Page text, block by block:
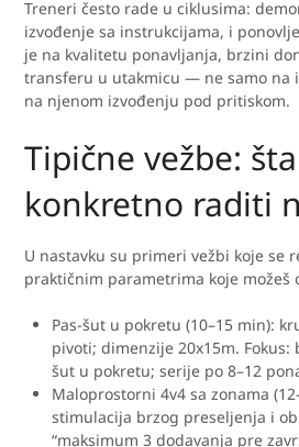
Treneri često rade u ciklusima:
izvođenje sa instrukcijama, i
je na kvalitetu ponavljanja, brzini
transferu u utakmicu — ne samo na
na njenom izvođenju pod pritiskom.
Tipične vežbe:
konkretno raditi
U nastavku su primeri vežbi koje se
praktičnim parametrima koje možeš
Pas-šut u pokretu (10–15 min):
pivoti; dimenzije 20x15m.
šut u pokretu; serije po 8–12
Maloprostorni 4v4 sa zonama
stimulacija brzog preseljenja i
“maksimum 3 dodavanja pre